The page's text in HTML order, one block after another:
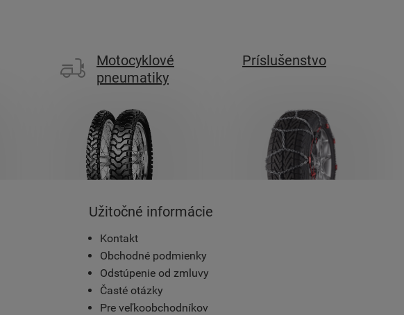
Motocyklové
pneumatiky
Príslušenstvo
Užitočné informácie
Kontakt
Obchodné podmienky
Odstúpenie od zmluvy
Časté otázky
Pre veľkoobchodníkov